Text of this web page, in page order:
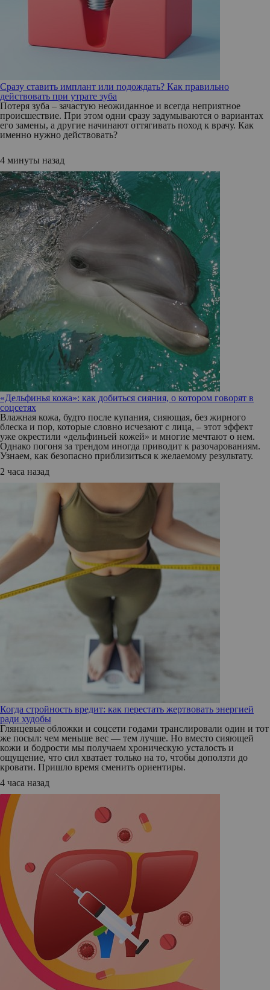
Сразу ставить имплант или подождать? Как правильно
действовать при утрате зуба
Потеря зуба – зачастую неожиданное и всегда неприятное
происшествие. При этом одни сразу задумываются о вариантах
его замены, а другие начинают оттягивать поход к врачу. Как
именно нужно действовать?
4 минуты назад
«Дельфинья кожа»: как добиться сияния, о котором говорят в
соцсетях
Влажная кожа, будто после купания, сияющая, без жирного
блеска и пор, которые словно исчезают с лица, – этот эффект
уже окрестили «дельфиньей кожей» и многие мечтают о нем.
Однако погоня за трендом иногда приводит к разочарованиям.
Узнаем, как безопасно приблизиться к желаемому результату.
2 часа назад
Когда стройность вредит: как перестать жертвовать энергией
ради худобы
Глянцевые обложки и соцсети годами транслировали один и тот
же посыл: чем меньше вес — тем лучше. Но вместо сияющей
кожи и бодрости мы получаем хроническую усталость и
ощущение, что сил хватает только на то, чтобы доползти до
кровати. Пришло время сменить ориентиры.
4 часа назад